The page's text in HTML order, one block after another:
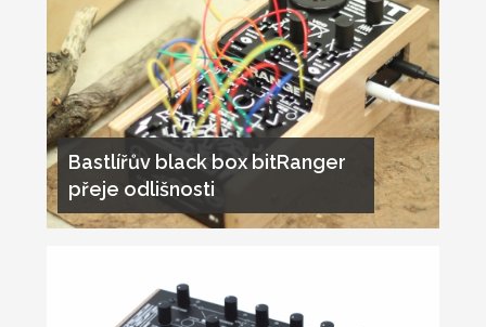
Bastlířův black box bitRanger
přeje odlišnosti